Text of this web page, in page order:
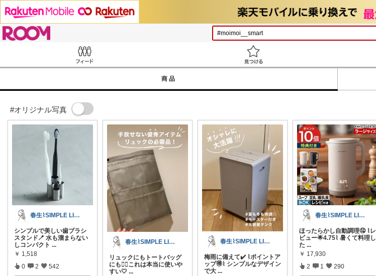
商品
#オリジナル写真
春生⌇SIMPLE LIFE⌇
シンプルで美しい歯ブラシ
スタンド🪥 水も溜まらない
しコンパクト ...
￥ 1,518
0 2 542
春生⌇SIMPLE LIFE⌇
リュックにもトートバッグ
にも🙆‍♀️これは本当に使いや
すい🤍...
春生⌇SIMPLE LIFE⌇
梅雨に備えて✔️ ⌇ポイントア
ップ🉐⌇ シンプルなデザイン
で大 ...
春生⌇SIMPLE LIFE⌇
ほったらかし自動調理🤤 ⌇レ
ビュー🌟4.75⌇ 暑くて料理し
た ...
￥ 17,930
2 1 290